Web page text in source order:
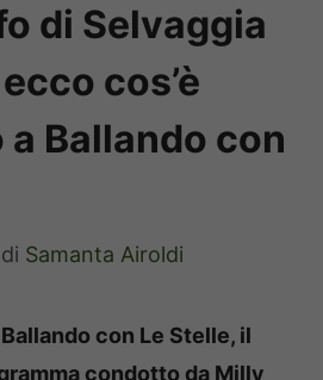
di Selvaggia
cos’è
Ballando con
di Samanta Airoldi
con Le Stelle, il
condotto da Milly